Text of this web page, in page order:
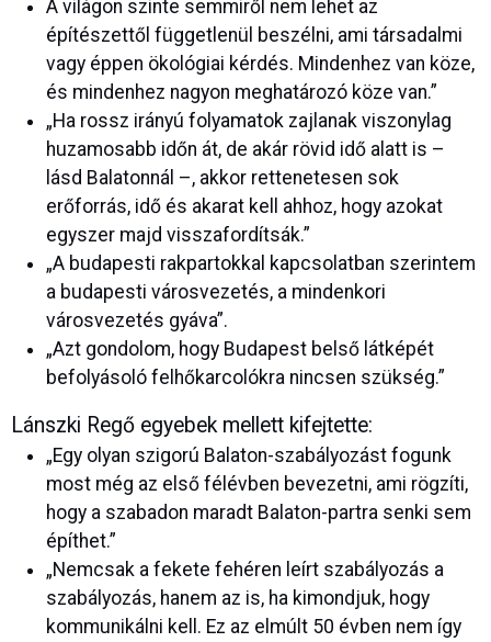
A világon szinte semmiről nem lehet az
építészettől függetlenül beszélni, ami társadalmi
vagy éppen ökológiai kérdés. Mindenhez van köze,
és mindenhez nagyon meghatározó köze van.”
„Ha rossz irányú folyamatok zajlanak viszonylag
huzamosabb időn át, de akár rövid idő alatt is –
lásd Balatonnál –, akkor rettenetesen sok
erőforrás, idő és akarat kell ahhoz, hogy azokat
egyszer majd visszafordítsák.”
„A budapesti rakpartokkal kapcsolatban szerintem
a budapesti városvezetés, a mindenkori
városvezetés gyáva”.
„Azt gondolom, hogy Budapest belső látképét
befolyásoló felhőkarcolókra nincsen szükség.”
Lánszki Regő egyebek mellett kifejtette:
„Egy olyan szigorú Balaton-szabályozást fogunk
most még az első félévben bevezetni, ami rögzíti,
hogy a szabadon maradt Balaton-partra senki sem
építhet.”
„Nemcsak a fekete fehéren leírt szabályozás a
szabályozás, hanem az is, ha kimondjuk, hogy
kommunikálni kell. Ez az elmúlt 50 évben nem így